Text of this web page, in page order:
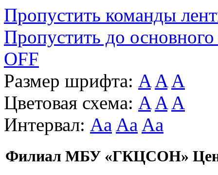
Пропустить команды
Пропустить до основного
OFF
Размер шрифта: A A A
Цветовая схема: A A A
Интервал: Aa Aa Aa
Филиал МБУ «ГКЦСОН»